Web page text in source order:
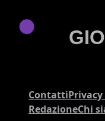
Contatti
RedazioneChi